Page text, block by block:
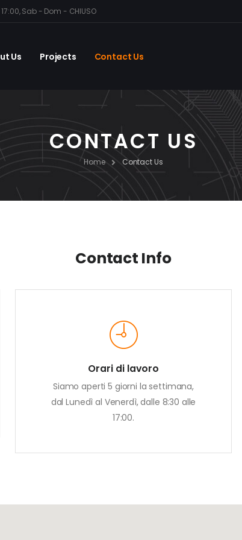
Sab - Dom - CHIUSO
Us Projects Contact Us
CONTACT US
Home Contact Us
Contact Info
Orari di lavoro
Siamo aperti 5 giorni la settimana,
dal Lunedì al Venerdì, dalle 8:30 alle
17:00.